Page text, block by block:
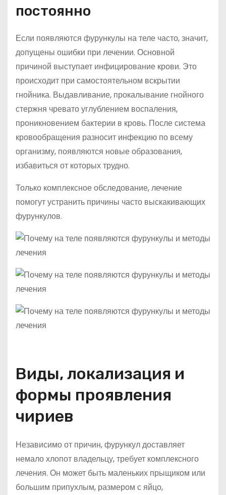
постоянно
Если появляются фурункулы на теле часто, значит,
допущены ошибки при лечении. Основной
причиной выступает инфицирование крови. Это
происходит при самостоятельном вскрытии
гнойника. Выдавливание, прокалывание гнойного
стержня чревато углублением воспаления,
проникновением бактерии в кровь. После система
кровообращения разносит инфекцию по всему
организму, появляются новые образования,
избавиться от которых трудно.
Только комплексное обследование, лечение
помогут устранить причины часто выскакивающих
фурункулов.
Виды, локализация и
формы проявления
чириев
Независимо от причин, фурункул доставляет
немало хлопот владельцу, требует комплексного
лечения. Он может быть маленьких прыщиком или
большим припухлым, размером с яйцо,